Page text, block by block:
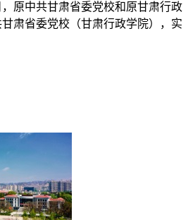
，原中共甘肃省委党校和原甘肃行政
肃省委党校（甘肃行政学院），实